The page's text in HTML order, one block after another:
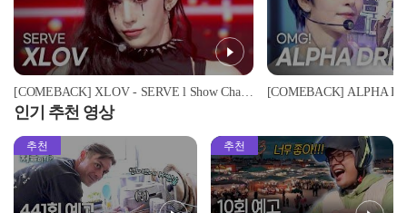
[COMEBACK] XLOV - SERVE l Show Champion l EP.599 l 260603
인기 추천 영상
추천 추천